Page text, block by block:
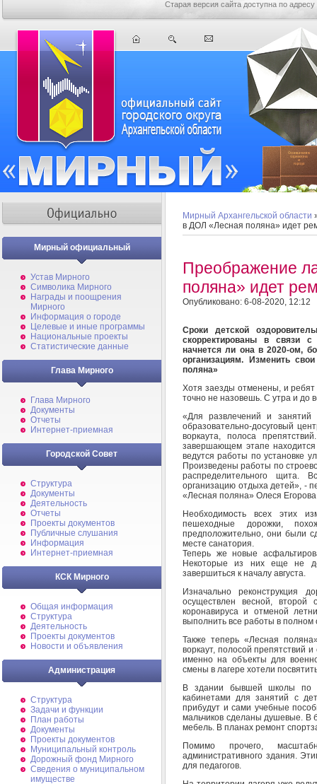
Старая версия сайта доступна по адресу
Мирный официальный
Устав Мирного
Символика Мирного
Награды и поощрения
Мирного
Информация о городе
Целевые и иные программы
Национальные проекты
Статистические данные
Глава Мирного
Глава Мирного
Документы
Отчеты
Интернет-приемная
Городской Совет
Структура
Документы
Деятельность
Отчеты
Проекты документов
Публичные слушания
Информация
Интернет-приемная
КСК Мирного
Общая информация
Структура
Деятельность
Проекты документов
Новости и объявления
Администрация
Структура
Задачи и функции
План работы
Документы
Проекты документов
Муниципальный контроль
Дорожный фонд Мирного
Cведения о муниципальном
имуществе
Мирный Архангельской области
в ДОЛ «Лесная поляна» идет
Преображение
поляна» идет
Опубликовано: 6-08-2020, 12:12
Сроки детской
скорректированы в связи
начнется ли она в 2020-ом,
организациям. Изменить
поляна»
Хотя заезды отменены, и ребят
точно не назовешь. С утра и до
«Для развлечений и занятий
образовательно-досуговый
воркаута, полоса
завершающем этапе
ведутся работы по установке
Произведены работы по
распределительного щита.
организацию отдыха детей», -
«Лесная поляна» Олеся
Необходимость всех этих
пешеходные дорожки,
предположительно, они были
месте санатория.
Теперь же новые
Некоторые из них еще не
завершиться к началу августа.
Изначально реконструкция
осуществлен весной,
коронавируса и отменой
выполнить все работы в
Также теперь «Лесная
воркаут, полосой препятствий
именно на объекты для
смены в лагере хотели
В здании бывшей школы по
кабинетами для занятий с
прибудут и сами учебные
мальчиков сделаны душевые. В
мебель. В планах ремонт
Помимо прочего,
административного здания.
для педагогов.